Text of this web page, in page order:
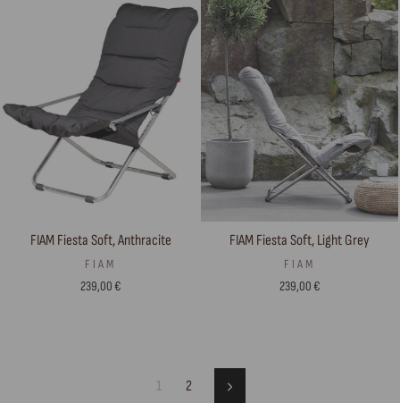
FIAM Fiesta Soft, Anthracite
FIAM
239,00 €
FIAM Fiesta Soft, Light Grey
FIAM
239,00 €
1 2 Next